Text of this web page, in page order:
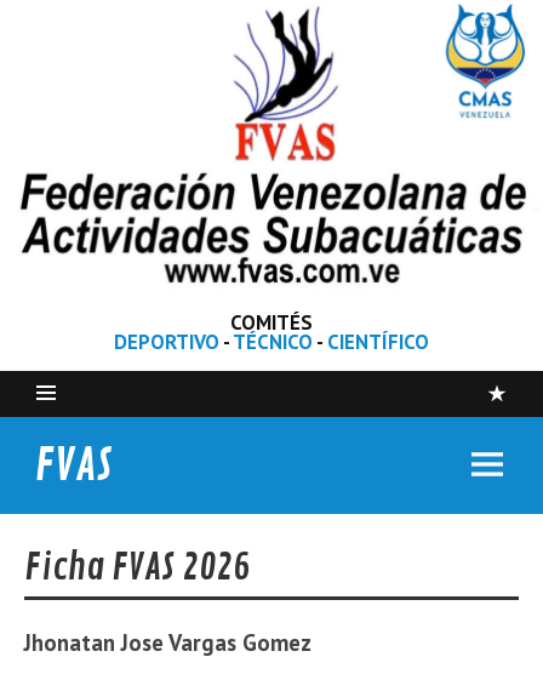
COMITÉS
DEPORTIVO -TÉCNICO - CIENTÍFICO
FVAS
Ficha FVAS 2026
Jhonatan Jose Vargas Gomez